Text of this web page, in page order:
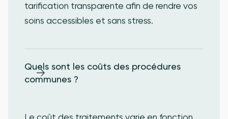
tarification transparente afin de rendre vos
soins accessibles et sans stress.
Quels sont les coûts des procédures
communes ?